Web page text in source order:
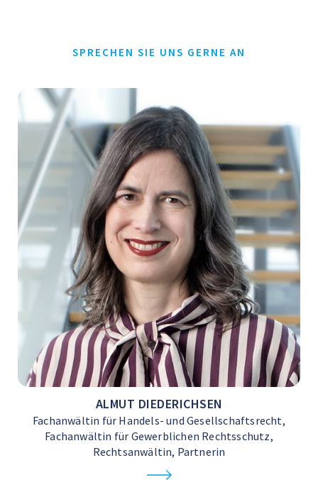
SPRECHEN SIE UNS GERNE AN
ALMUT DIEDERICHSEN
Fachanwältin für Handels- und Gesellschaftsrecht,
Fachanwältin für Gewerblichen Rechtsschutz,
Rechtsanwältin, Partnerin